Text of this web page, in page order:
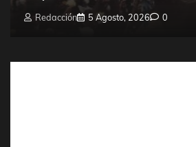
Redacción 5 Agosto, 2026 0